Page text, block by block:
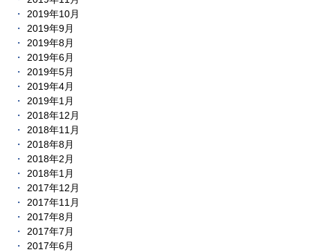
2019年10月
2019年9月
2019年8月
2019年6月
2019年5月
2019年4月
2019年1月
2018年12月
2018年11月
2018年8月
2018年2月
2018年1月
2017年12月
2017年11月
2017年8月
2017年7月
2017年6月